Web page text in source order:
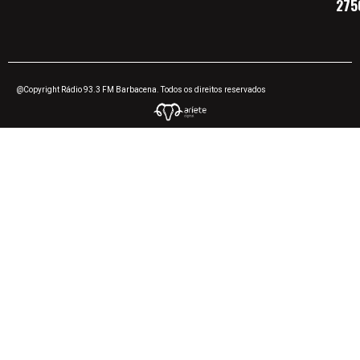
@Copyright Rádio 93.3 FM Barbacena. Todos os direitos reservados